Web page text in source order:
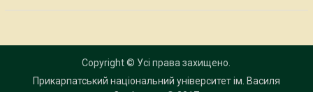
Copyright © Усі права захищено.
Прикарпатський національний університет ім. Василя